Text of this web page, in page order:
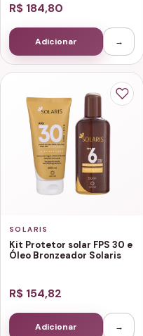
R$ 184,80
Adicionar →
SOLARIS
Kit Protetor solar FPS 30 e
Óleo Bronzeador Solaris
R$ 154,82
Adicionar →